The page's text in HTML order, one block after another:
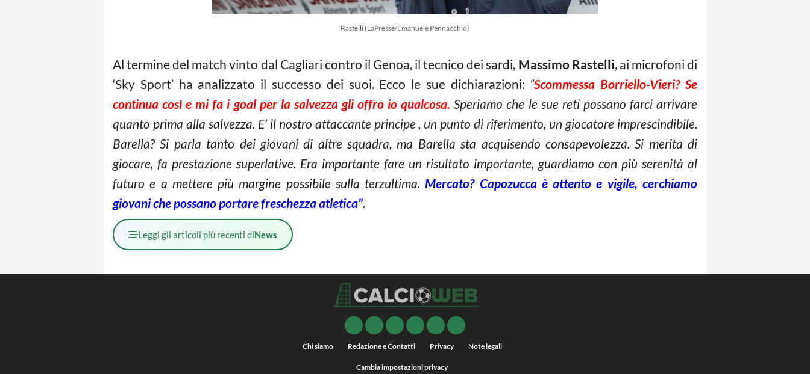
Rastelli (LaPresse/Emanuele Pennacchio)
Al termine del match vinto dal Cagliari contro il Genoa, il tecnico dei sardi, Massimo Rastelli, ai microfoni di
‘Sky Sport’ ha analizzato il successo dei suoi. Ecco le sue dichiarazioni: “Scommessa Borriello-Vieri? Se
continua così e mi fa i goal per la salvezza gli offro io qualcosa. Speriamo che le sue reti possano farci arrivare
quanto prima alla salvezza. E’ il nostro attaccante principe , un punto di riferimento, un giocatore imprescindibile.
Barella? Si parla tanto dei giovani di altre squadra, ma Barella sta acquisendo consapevolezza. Si merita di
giocare, fa prestazione superlative. Era importante fare un risultato importante, guardiamo con più serenità al
futuro e a mettere più margine possibile sulla terzultima. Mercato? Capozucca è attento e vigile, cerchiamo
giovani che possano portare freschezza atletica”.
Leggi gli articoli più recenti diNews
Chi siamo Redazione e Contatti Privacy Note legali
Cambia impostazioni privacy